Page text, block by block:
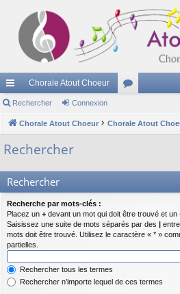
cc
ès
ra
de
Chorale Atout Choeur
u
Rechercher Connexion
Chorale Atout Choeur Chorale Atout
Rechercher
Rechercher
Recherche par mots-clés :
Placez un + devant un mot qui doit être trouvé et un
Saisissez une suite de mots séparés par des |
mots doit être trouvé. Utilisez le caractère « * »
partielles.
Rechercher tous les termes
Rechercher n’importe lequel de ces termes